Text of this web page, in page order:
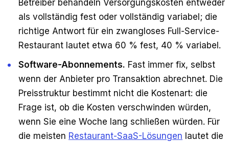
Betreiber behandeln Versorgungskosten entweder
als vollständig fest oder vollständig variabel; die
richtige Antwort für ein zwangloses Full-Service-
Restaurant lautet etwa 60 % fest, 40 % variabel.
Software-Abonnements. Fast immer fix, selbst
wenn der Anbieter pro Transaktion abrechnet. Die
Preisstruktur bestimmt nicht die Kostenart: die
Frage ist, ob die Kosten verschwinden würden,
wenn Sie eine Woche lang schließen würden. Für
die meisten Restaurant-SaaS-Lösungen lautet die